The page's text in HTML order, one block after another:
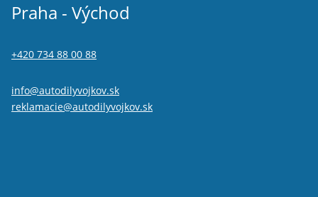
Praha - Východ
+420 734 88 00 88
info@autodilyvojkov.sk
reklamacie@autodilyvojkov.sk